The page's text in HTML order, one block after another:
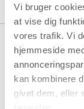
Vi bruger
at vise dig
vores trafik. Vi
hjemmeside
kan kombinere
givet dem, eller